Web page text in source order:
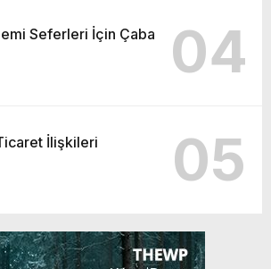
Seferleri İçin Çaba 04
İlişkileri
05